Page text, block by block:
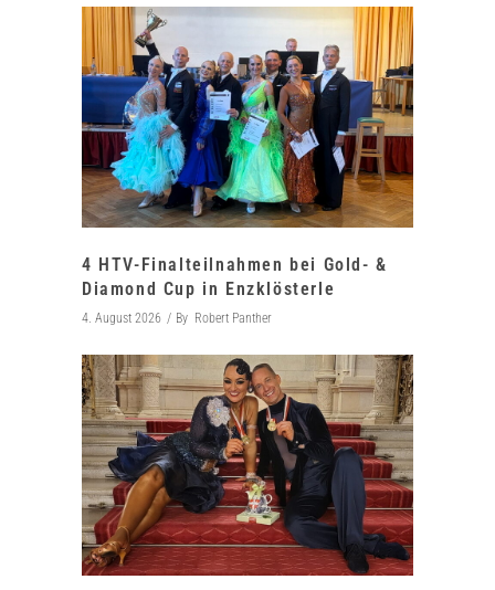
4 HTV-Finalteilnahmen bei Gold- &
Diamond Cup in Enzklösterle
4. August 2026 By Robert Panther